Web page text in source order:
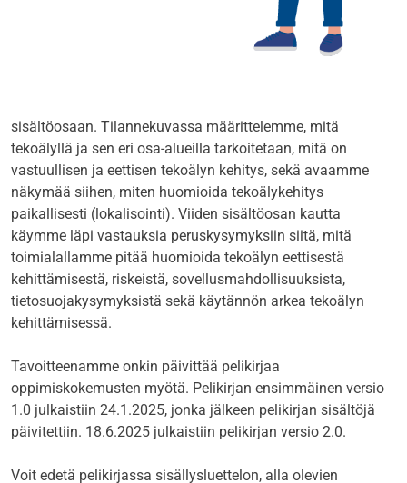
sisältöosaan. Tilannekuvassa määrittelemme, mitä
tekoälyllä ja sen eri osa-alueilla tarkoitetaan, mitä on
vastuullisen ja eettisen tekoälyn kehitys, sekä avaamme
näkymää siihen, miten huomioida tekoälykehitys
paikallisesti (lokalisointi). Viiden sisältöosan kautta
käymme läpi vastauksia peruskysymyksiin siitä, mitä
toimialallamme pitää huomioida tekoälyn eettisestä
kehittämisestä, riskeistä, sovellusmahdollisuuksista,
tietosuojakysymyksistä sekä käytännön arkea tekoälyn
kehittämisessä.
Tavoitteenamme onkin päivittää pelikirjaa
oppimiskokemusten myötä. Pelikirjan ensimmäinen versio
1.0 julkaistiin 24.1.2025, jonka jälkeen pelikirjan sisältöjä
päivitettiin. 18.6.2025 julkaistiin pelikirjan versio 2.0.
Voit edetä pelikirjassa sisällysluettelon, alla olevien